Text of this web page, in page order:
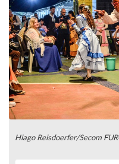
Hiago Reisdoerfer/Secom